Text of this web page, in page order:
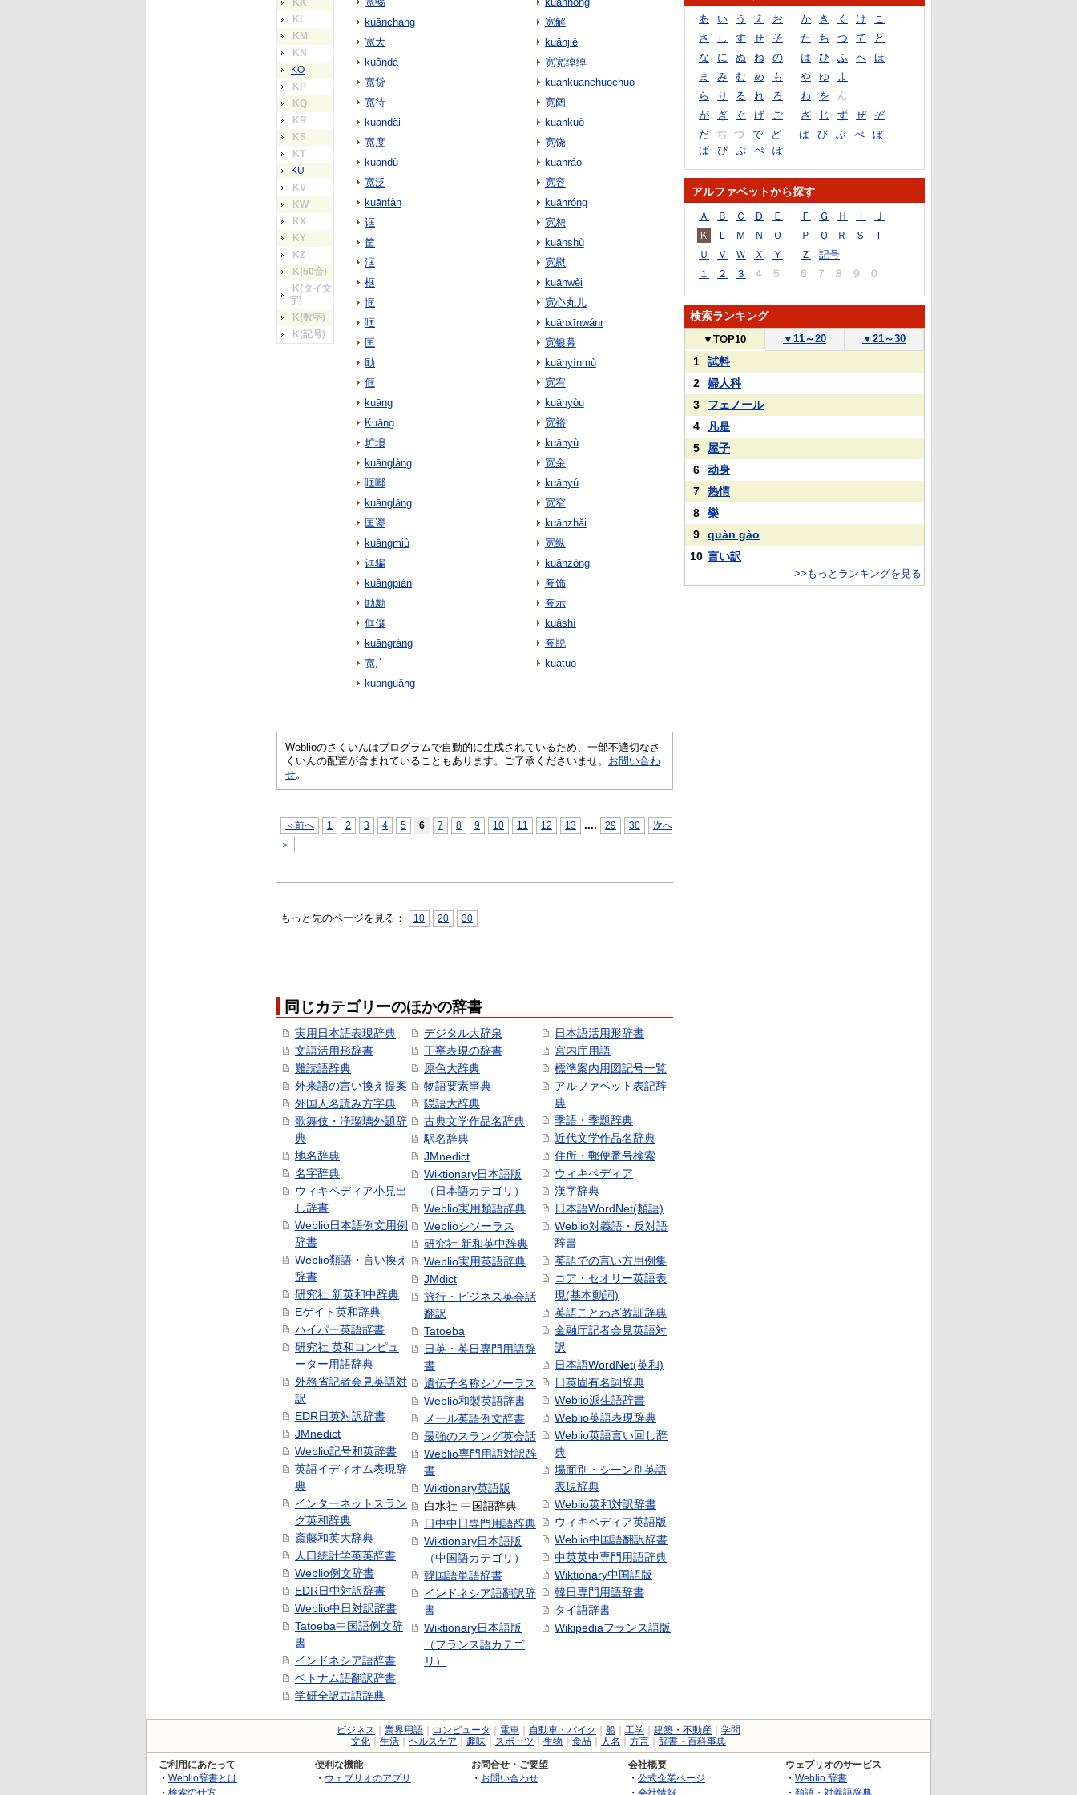
KK
KL
KM
KN
KO
KP
KQ
KR
KS
KT
KU
KV
KW
KX
KY
KZ
K(50音)
K(タイ文
字)
K(数字)
K(記号)
kuānchàng
宽大
kuāndà
宽贷
宽待
kuāndài
宽度
kuāndù
宽泛
kuānfàn
诓
筐
洭
框
恇
哐
匡
劻
㑌
kuāng
Kuāng
圹埌
kuānglàng
哐啷
kuānglāng
匡谬
kuāngmiù
诓骗
kuāngpiàn
劻勷
㑌儴
kuāngráng
宽广
kuānguǎng
宽解
kuānjiě
宽宽绰绰
kuānkuanchuōchuō
宽阔
kuānkuò
宽饶
kuānráo
宽容
kuānróng
宽恕
kuānshù
宽慰
kuānwèi
宽心丸儿
kuānxīnwánr
宽银幕
kuānyínmù
宽宥
kuānyòu
宽裕
kuānyù
宽余
kuānyú
宽窄
kuānzhǎi
宽纵
kuānzòng
夸饰
夸示
kuāshì
夸脱
kuātuō
Weblioのさくいんはプログラムで自動的に生成されているため、一部不適切なさ
くいんの配置が含まれていることもあります。ご了承くださいませ。 お問い合わ
せ。
＜前へ 1 2 3 4 5 6 7 8 9 10 11 12 13 .... 29 30
次へ
＞
もっと先のページを見る： 10 20 30
同じカテゴリーのほかの辞書
実用日本語表現辞典
文語活用形辞書
難読語辞典
外来語の言い換え提案
外国人名読み方字典
歌舞伎・浄瑠璃外題辞
典
地名辞典
名字辞典
ウィキペディア小見出
し辞書
Weblio日本語例文用例
辞書
Weblio類語・言い換え
辞書
研究社 新英和中辞典
Eゲイト英和辞典
ハイパー英語辞書
研究社 英和コンピュ
ーター用語辞典
外務省記者会見英語対
訳
EDR日英対訳辞書
JMnedict
Weblio記号和英辞書
英語イディオム表現辞
典
インターネットスラン
グ英和辞典
斎藤和英大辞典
人口統計学英英辞書
Weblio例文辞書
EDR日中対訳辞書
Weblio中日対訳辞書
Tatoeba中国語例文辞
書
インドネシア語辞書
ベトナム語翻訳辞書
学研全訳古語辞典
デジタル大辞泉
丁寧表現の辞書
原色大辞典
物語要素事典
隠語大辞典
古典文学作品名辞典
駅名辞典
JMnedict
Wiktionary日本語版
（日本語カテゴリ）
Weblio実用類語辞典
Weblioシソーラス
研究社 新和英中辞典
Weblio実用英語辞典
JMdict
旅行・ビジネス英会話
翻訳
Tatoeba
日英・英日専門用語辞
書
遺伝子名称シソーラス
Weblio和製英語辞書
メール英語例文辞書
最強のスラング英会話
Weblio専門用語対訳辞
書
Wiktionary英語版
白水社 中国語辞典
日中中日専門用語辞典
Wiktionary日本語版
（中国語カテゴリ）
韓国語単語辞書
インドネシア語翻訳辞
書
Wiktionary日本語版
（フランス語カテゴ
リ）
日本語活用形辞書
宮内庁用語
標準案内用図記号一覧
アルファベット表記辞
典
季語・季題辞典
近代文学作品名辞典
住所・郵便番号検索
ウィキペディア
漢字辞典
日本語WordNet(類語)
Weblio対義語・反対語
辞書
英語での言い方用例集
コア・セオリー英語表
現(基本動詞)
英語ことわざ教訓辞典
金融庁記者会見英語対
訳
日本語WordNet(英和)
日英固有名詞辞典
Weblio派生語辞書
Weblio英語表現辞典
Weblio英語言い回し辞
典
場面別・シーン別英語
表現辞典
Weblio英和対訳辞書
ウィキペディア英語版
Weblio中国語翻訳辞書
中英英中専門用語辞典
Wiktionary中国語版
韓日専門用語辞書
タイ語辞書
Wikipediaフランス語版
あ い う え お か き く け
こ
さ
し す せ そ た ち つ て
と
な
に ぬ ね の は ひ ふ へ
ほ
ま
み む め も や ゆ
よ
ら
り る れ ろ わ を
ん
が
ぎ ぐ げ ご ざ じ ず ぜ
ぞ
だ
ぢ づ で ど ば び ぶ べ
ぼ
ぱ
ぴ ぷ ぺ ぽ
アルファベットから探す
Ａ Ｂ Ｃ Ｄ Ｅ Ｆ Ｇ Ｈ Ｉ
Ｊ
Ｋ
Ｌ Ｍ Ｎ Ｏ Ｐ Ｑ Ｒ Ｓ
Ｔ
Ｕ
Ｖ Ｗ Ｘ Ｙ Ｚ
記号
１
２ ３ ４ ５ ６ ７ ８ ９ ０
検索ランキング
▼ TOP10 ▼ 11～20 ▼ 21～30
1
試料
2
婦人科
3
フェノール
4
凡是
5
屋子
6
动身
7
热情
8
樂
9
quàn gào
10 言い訳
>>もっとランキングを見る
ビジネス 業界用語 コンピュータ 電車 自動車・バイク 船 工学 建築・不動産
学問
文化
生活 ヘルスケア 趣味 スポーツ 生物 食品 人名 方言 辞書・百科事典
ご利用にあたって
・ Weblio辞書とは
・ 検索の仕方
便利な機能
・ ウェブリオのアプリ
お問合せ・ご要望
・ お問い合わせ
会社概要
・ 公式企業ページ
・ 会社情報
ウェブリオのサービス
・ Weblio 辞書
・ 類語・対義語辞典